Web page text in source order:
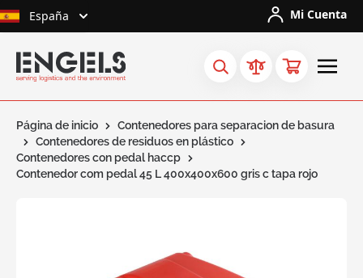
Ir al contenido
España Mi Cuenta
Página de inicio
Contenedores para separacion de basura
Contenedores de residuos en plástico
Contenedores con pedal haccp
Contenedor com pedal 45 L 400x400x600 gris c tapa rojo